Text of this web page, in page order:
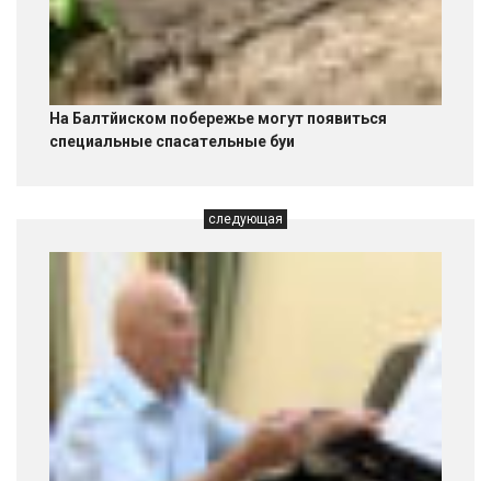
На Балтйиском побережье могут появиться
специальные спасательные буи
следующая